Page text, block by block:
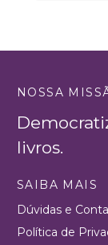
NOSSA
livros.
SAIBA MAIS
Dúvidas e
Política de